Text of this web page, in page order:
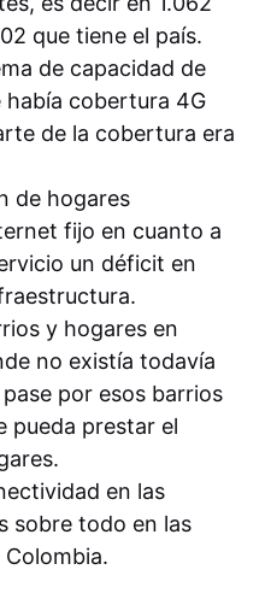
que tiene el país.
de capacidad de
había cobertura 4G
de la cobertura era
de hogares
fijo en cuanto a
un déficit en
y hogares en
no existía todavía
por esos barrios
pueda prestar el
en las
sobre todo en las